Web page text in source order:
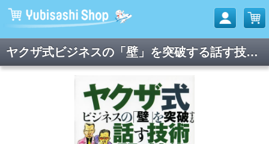
ヤクザ式ビジネスの「壁」を突破する話す技術 聞く技術